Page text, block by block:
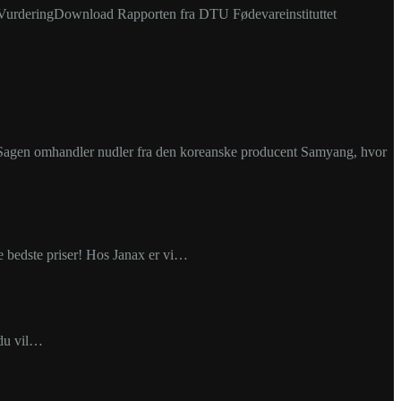
Rapporten fra DTU Fødevareinstituttet
omhandler nudler fra den koreanske producent Samyang, hvor
bedste priser! Hos Janax er vi…
du vil…